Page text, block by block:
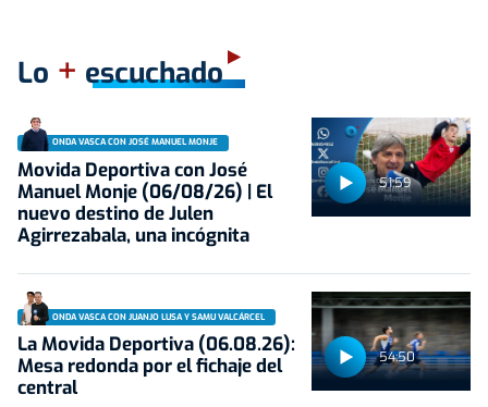
Lo + escuchado
51:59
ONDA VASCA CON JOSÉ MANUEL MONJE
Movida Deportiva con José
Manuel Monje (06/08/26) | El
nuevo destino de Julen
Agirrezabala, una incógnita
54:50
ONDA VASCA CON JUANJO LUSA Y SAMU VALCÁRCEL
La Movida Deportiva (06.08.26):
Mesa redonda por el fichaje del
central